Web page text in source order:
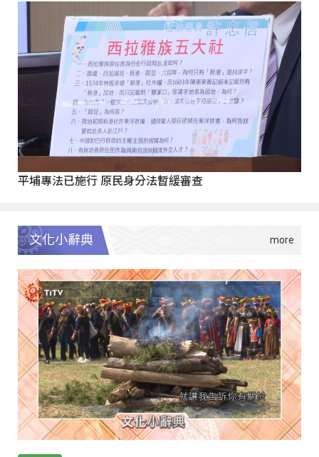
平埔專法已施行 原民身分法暫緩審查
文化小辭典